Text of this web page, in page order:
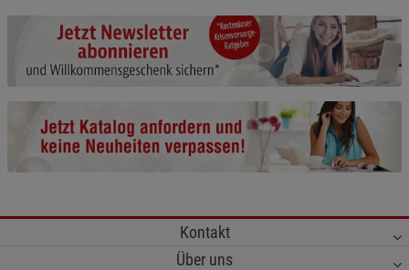
Kontakt
Über uns
Beschreibung Notwendige Cookies
Cookie-Informationenanzeigen
Funktionale Cookies (1) Funktionale
Beschreibung Funktionale Cookies
anzeigen
Statistik Cookies (2) Statistik Cookies
Beschreibung Statistik Cookies